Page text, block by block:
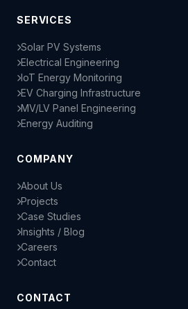
SERVICES
Solar PV Systems
Electrical Engineering
IoT Energy Monitoring
EV Charging Infrastructure
MV/LV Panel Engineering
Energy Auditing
COMPANY
About Us
Projects
Case Studies
Insights / Blog
Careers
Contact
CONTACT